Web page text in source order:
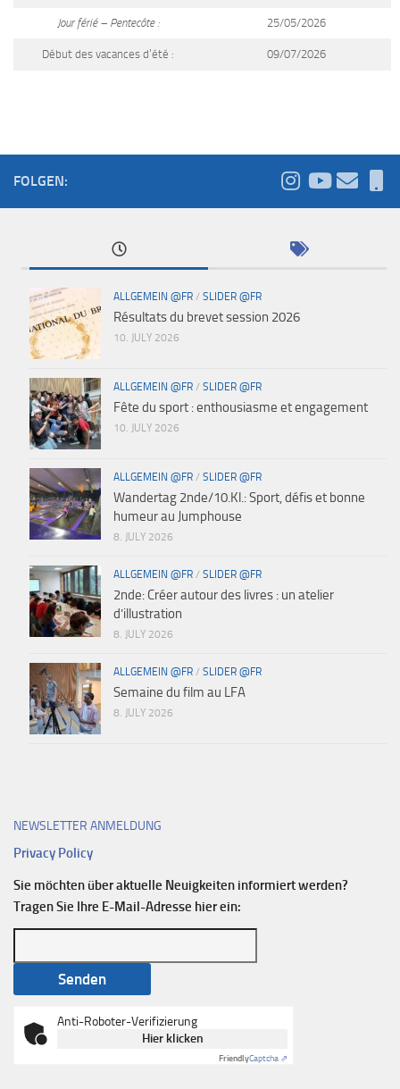
Jour férié – Pentecôte : 25/05/2026
Début des vacances d’été : 09/07/2026
FOLGEN:
ALLGEMEIN @FR / SLIDER @FR
Résultats du brevet session 2026
10. JULY 2026
ALLGEMEIN @FR / SLIDER @FR
Fête du sport : enthousiasme et engagement
10. JULY 2026
ALLGEMEIN @FR / SLIDER @FR
Wandertag 2nde/10.Kl.: Sport, défis et bonne
humeur au Jumphouse
8. JULY 2026
ALLGEMEIN @FR / SLIDER @FR
2nde: Créer autour des livres : un atelier
d’illustration
8. JULY 2026
ALLGEMEIN @FR / SLIDER @FR
Semaine du film au LFA
8. JULY 2026
NEWSLETTER ANMELDUNG
Privacy Policy
Sie möchten über aktuelle Neuigkeiten informiert werden?
Tragen Sie Ihre E-Mail-Adresse hier ein:
Anti-Roboter-Verifizierung
Hier klicken
FriendlyCaptcha ⇗